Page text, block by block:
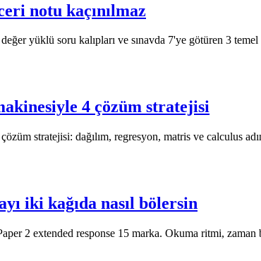
notu kaçınılmaz
yüklü soru kalıpları ve sınavda 7'ye götüren 3
4 çözüm stratejisi
stratejisi: dağılım, regresyon, matris ve calculus
iki kağıda nasıl bölersin
2 extended response 15 marka. Okuma ritmi,